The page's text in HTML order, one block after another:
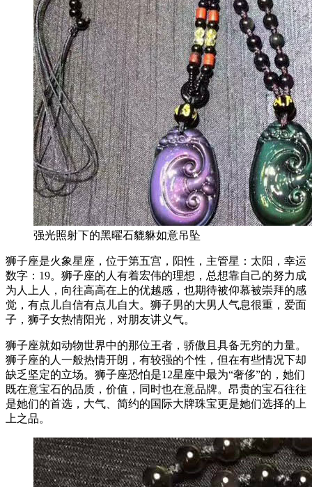
强光照射下的黑曜石貔貅如意吊坠
狮子座是火象星座，位于第五宫，阳性，主管星：太阳，幸运
数字：19。狮子座的人有着宏伟的理想，总想靠自己的努力成
为人上人，向往高高在上的优越感，也期待被仰慕被崇拜的感
觉，有点儿自信有点儿自大。狮子男的大男人气息很重，爱面
子，狮子女热情阳光，对朋友讲义气。
狮子座就如动物世界中的那位王者，骄傲且具备无穷的力量。
狮子座的人一般热情开朗，有较强的个性，但在有些情况下却
缺乏坚定的立场。狮子座恐怕是12星座中最为“奢侈”的，她们
既在意宝石的品质，价值，同时也在意品牌。昂贵的宝石往往
是她们的首选，大气、简约的国际大牌珠宝更是她们选择的上
上之品。